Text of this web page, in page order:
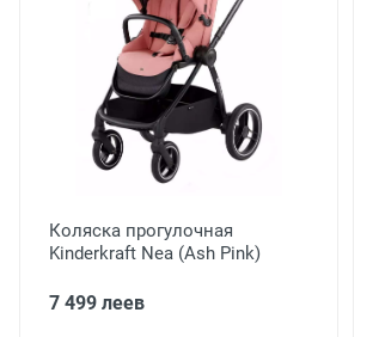
Коляска прогулочная
Kinderkraft Nea (Ash Pink)
7 499 леев